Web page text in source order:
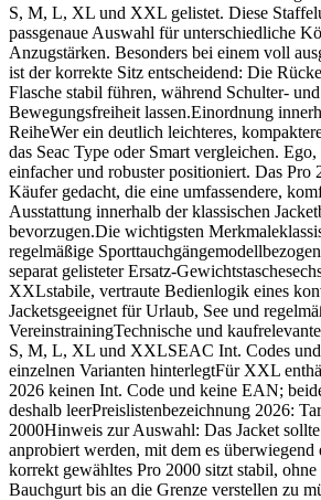
S, M, L, XL und XXL gelistet. Diese
passgenaue Auswahl für unterschiedliche
Anzugstärken. Besonders bei einem voll
ist der korrekte Sitz entscheidend: Die
Flasche stabil führen, während Schulter-
Bewegungsfreiheit lassen.Einordnung
ReiheWer ein deutlich leichteres,
das Seac Type oder Smart vergleichen.
einfacher und robuster positioniert. Das Pro
Käufer gedacht, die eine umfassendere,
Ausstattung innerhalb der klassischen
bevorzugen.Die wichtigsten
regelmäßige
separat gelisteter Ersatz-
XXLstabile, vertraute Bedienlogik eines
Jacketsgeeignet für Urlaub, See und
VereinstrainingTechnische und
S, M, L, XL und XXLSEAC Int. Codes
einzelnen Varianten hinterlegtFür XXL
2026 keinen Int. Code und keine EAN;
deshalb leerPreislistenbezeichnung 2026:
2000Hinweis zur Auswahl: Das Jacket
anprobiert werden, mit dem es
korrekt gewähltes Pro 2000 sitzt stabil,
Bauchgurt bis an die Grenze verstellen zu